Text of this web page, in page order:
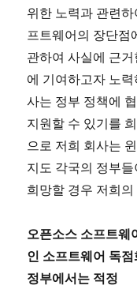
위한 노력과 관련
프트웨어의 장단점
관하여 사실에 근
에 기여하고자 노
사는 정부 정책에
지원할 수 있기를
으로 저희 회사는
지도 각국의 정부들
희망할 경우 저희
오픈소스 소프트웨
인 소프트웨어 독
정부에서는 적정